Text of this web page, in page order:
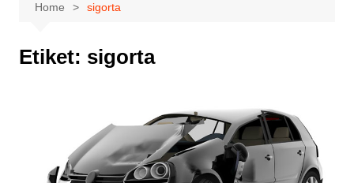
Home sigorta
Etiket: sigorta